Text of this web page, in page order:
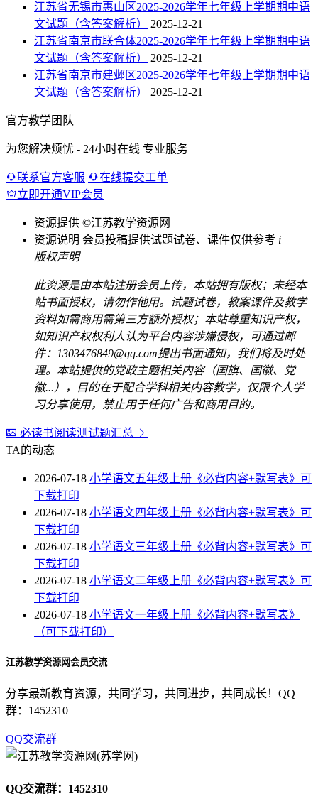
江苏省无锡市惠山区2025-2026学年七年级上学期期中语
文试题（含答案解析）
2025-12-21
江苏省南京市联合体2025-2026学年七年级上学期期中语
文试题（含答案解析）
2025-12-21
江苏省南京市建邺区2025-2026学年七年级上学期期中语
文试题（含答案解析）
2025-12-21
官方教学团队
为您解决烦忧 - 24小时在线 专业服务
联系官方客服
在线提交工单
立即开通VIP会员
资源提供 ©江苏教学资源网
资源说明 会员投稿提供试题试卷、课件仅供参考 i
版权声明
此资源是由本站注册会员上传，本站拥有版权；未经本
站书面授权，请勿作他用。试题试卷，教案课件及教学
资料如需商用需第三方额外授权；本站尊重知识产权，
如知识产权权利人认为平台内容涉嫌侵权，可通过邮
件：1303476849@qq.com提出书面通知，我们将及时处
理。本站提供的党政主题相关内容（国旗、国徽、党
徽...），目的在于配合学科相关内容教学，仅限个人学
习分享使用，禁止用于任何广告和商用目的。
必读书阅读测试题汇总
TA的动态
2026-07-18 小学语文五年级上册《必背内容+默写表》可
下载打印
2026-07-18 小学语文四年级上册《必背内容+默写表》可
下载打印
2026-07-18 小学语文三年级上册《必背内容+默写表》可
下载打印
2026-07-18 小学语文二年级上册《必背内容+默写表》可
下载打印
2026-07-18 小学语文一年级上册《必背内容+默写表》
（可下载打印）
江苏教学资源网会员交流
分享最新教育资源，共同学习，共同进步，共同成长！QQ
群：1452310
QQ交流群
QQ交流群：1452310